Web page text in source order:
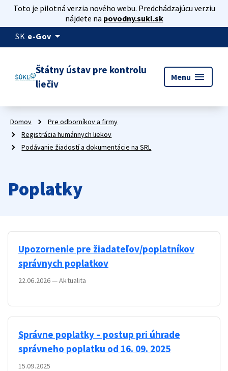
Toto je pilotná verzia nového webu. Predchádzajúcu verziu
nájdete na povodny.sukl.sk
SK e-Gov arrow_drop_down
Štátny ústav pre kontrolu
liečiv
Menu menu
Domov
Pre odborníkov a firmy
Registrácia humánnych liekov
Podávanie žiadostí a dokumentácie na SRL
Poplatky
Upozornenie pre žiadateľov/poplatníkov
správnych poplatkov
22.06.2026—Aktualita
Správne poplatky – postup pri úhrade
správneho poplatku od 16. 09. 2025
15.09.2025